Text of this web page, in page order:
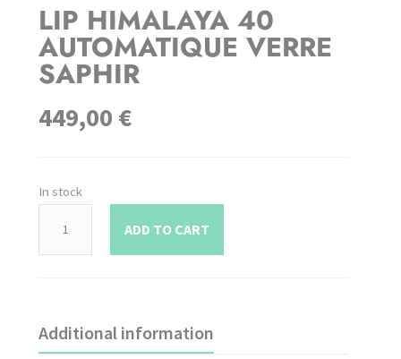
LIP HIMALAYA 40
AUTOMATIQUE VERRE
SAPHIR
449,00 €
In stock
ADD TO CART
Additional information